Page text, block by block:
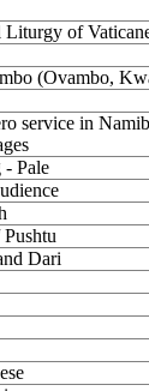
Liturgy of
(Ovambo,
service in
- Pale
Pushtu
Dari